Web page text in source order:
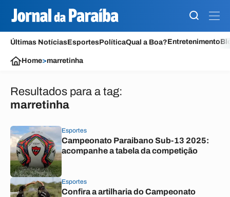
Últimas NotíciasEsportesPolíticaQual a Boa?Entretenimento
Home>marretinha
Resultados para a tag:
marretinha
Esportes
Campeonato Paraibano Sub-13 2025:
acompanhe a tabela da competição
Esportes
Confira a artilharia do Campeonato